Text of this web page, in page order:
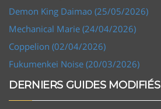
Demon King Daimao (25/05/2026)
Mechanical Marie (24/04/2026)
Coppelion (02/04/2026)
Fukumenkei Noise (20/03/2026)
DERNIERS GUIDES MODIFIÉS